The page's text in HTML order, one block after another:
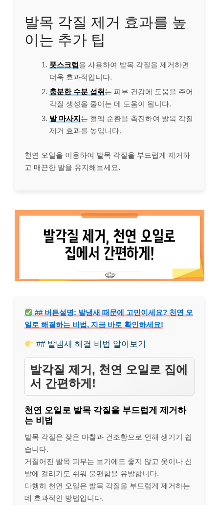
발목 각질 제거 효과를 높
이는 추가 팁
풋스크럽을 사용하여 발목 각질을 제거하면
더욱 효과적입니다.
충분한 수분 섭취는 피부 건강에 도움을 주어
각질 생성을 줄이는 데 도움이 됩니다.
발 마사지는 혈액 순환을 촉진하여 발목 각질
제거 효과를 높입니다.
천연 오일을 이용하여 발목 각질을 부드럽게 제거하
고 매끈한 발을 유지해보세요.
## 버튼설명: 발냄새 때문에 고민이세요? 천연 오
일로 해결하는 비법, 지금 바로 확인하세요!
## 발냄새 해결 비법 알아보기
발각질 제거, 천연 오일로 집에
서 간편하게!
천연 오일로 발목 각질을 부드럽게 제거하
는 비법
발목 각질은 잦은 마찰과 건조함으로 인해 생기기 쉽
습니다.
거칠어진 발목 피부는 보기에도 좋지 않고 옷이나 신
발에 걸리기도 쉬워 불편함을 유발합니다.
다행히 천연 오일은 발목 각질을 부드럽게 제거하는
데 효과적인 방법입니다.